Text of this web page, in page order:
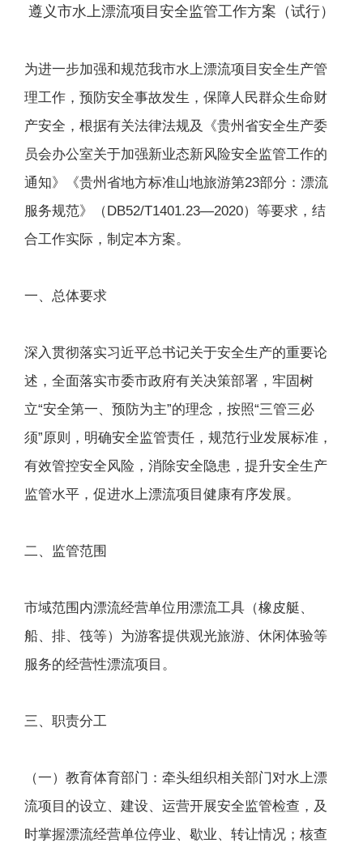
遵义市水上漂流项目安全监管工作方案（试行）
为进一步加强和规范我市水上漂流项目安全生产管
理工作，预防安全事故发生，保障人民群众生命财
产安全，根据有关法律法规及《贵州省安全生产委
员会办公室关于加强新业态新风险安全监管工作的
通知》《贵州省地方标准山地旅游第23部分：漂流
服务规范》（DB52/T1401.23—2020）等要求，结
合工作实际，制定本方案。
一、总体要求
深入贯彻落实习近平总书记关于安全生产的重要论
述，全面落实市委市政府有关决策部署，牢固树
立“安全第一、预防为主”的理念，按照“三管三必
须”原则，明确安全监管责任，规范行业发展标准，
有效管控安全风险，消除安全隐患，提升安全生产
监管水平，促进水上漂流项目健康有序发展。
二、监管范围
市域范围内漂流经营单位用漂流工具（橡皮艇、
船、排、筏等）为游客提供观光旅游、休闲体验等
服务的经营性漂流项目。
三、职责分工
（一）教育体育部门：牵头组织相关部门对水上漂
流项目的设立、建设、运营开展安全监管检查，及
时掌握漂流经营单位停业、歇业、转让情况；核查